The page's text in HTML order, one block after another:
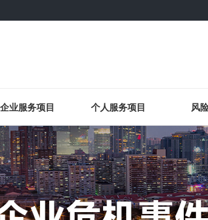
企业服务项目 个人服务项目 风